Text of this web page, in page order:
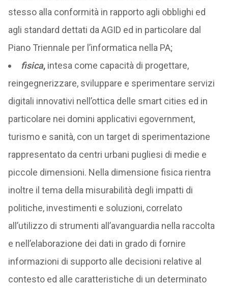
stesso alla conformità in rapporto agli obblighi ed
agli standard dettati da AGID ed in particolare dal
Piano Triennale per l’informatica nella PA;
fisica,intesa come capacità di progettare,
reingegnerizzare, sviluppare e sperimentare servizi
digitali innovativi nell’ottica delle smart cities ed in
particolare nei domini applicativi egovernment,
turismo e sanità, con un target di sperimentazione
rappresentato da centri urbani pugliesi di medie e
piccole dimensioni. Nella dimensione fisica rientra
inoltre il tema della misurabilità degli impatti di
politiche, investimenti e soluzioni, correlato
all’utilizzo di strumenti all’avanguardia nella raccolta
e nell’elaborazione dei dati in grado di fornire
informazioni di supporto alle decisioni relative al
contesto ed alle caratteristiche di un determinato